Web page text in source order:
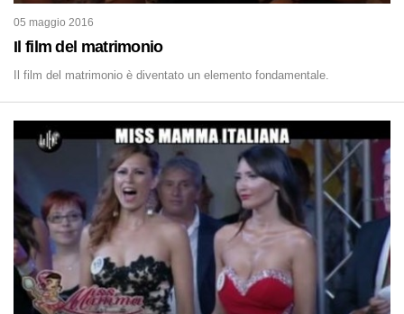
Il film del matrimonio
05 maggio 2016
Il film del matrimonio è diventato un elemento fondamentale.